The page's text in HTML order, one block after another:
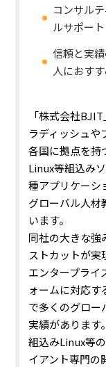
コンサル
ルサポート
信頼と実
人におす
「株式会社
ラディッシュや
各国に拠点を持
Linux等組込み
種アプリケーシ
グローバル人材
います。
同社の大きな強
ストカットが実
エンタープライ
ォームに対応す
で多くのグロー
実績があります。
組込みLinux等
イアント専門の